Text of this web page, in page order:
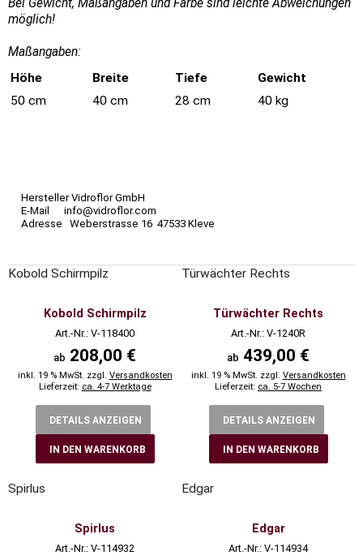
Bei Gewicht, Maßangaben und Farbe sind leichte Abweichungen
möglich!
Maßangaben:
Höhe
Breite Tiefe
Gewicht
50 cm
40 cm 28 cm 40 kg
Hersteller Vidroflor GmbH
E-Mail info@vidroflor.com
Adresse Weberstrasse 16 47533 Kleve
Kobold Schirmpilz
Kobold Schirmpilz
Art.-Nr.: V-118400
ab 208,00 €
inkl. 19 % MwSt. zzgl. Versandkosten
Lieferzeit: ca. 4-7 Werktage
DETAILS ANZEIGEN
IN DEN WARENKORB
Türwächter Rechts
Türwächter Rechts
Art.-Nr.: V-1240R
ab 439,00 €
inkl. 19 % MwSt. zzgl. Versandkosten
Lieferzeit: ca. 5-7 Wochen
DETAILS ANZEIGEN
IN DEN WARENKORB
Spirlus
Spirlus
Art.-Nr.: V-114932
Edgar
Edgar
Art.-Nr.: V-114934